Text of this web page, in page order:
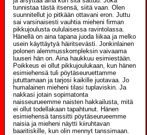
tunnistaa tästä itsensä, siitä vaan. Olen
suunnitellut jo pitkään ottavani eron. Juttu
sai varsinaisesti vauhtia mieheni firman
pikkujoulusta oululaisessa ravintolassa.
Hänellä on aina tapana juoda liikaa ja melko
usein käyttäytyä häiritsevästi. Jonkinlainen
polonen alemmusskompleksin vaivaama
luuseri hän on. Aina haukkuu esimiestään.
Poikkeus ei ollut pikkujoulukaan, kun hänen
esimiehensä tuli pöytäseuruettamme
jututtamaan ja tarjosi kaikille juotavaa. Jo
humalainen mieheni tilasi tuplaviskin. Ja
nakkasi jotain sopimatonta
naisseurueemme naisten hakkailusta, mitä
ei ollut todellakaan tapahtunut. Hänen
esimiehensä tanssitti pöytäseurueemme
naisia ja mieheni näytti kiiruhtavan
baaritiskille, kun olin mennyt tanssimaan.